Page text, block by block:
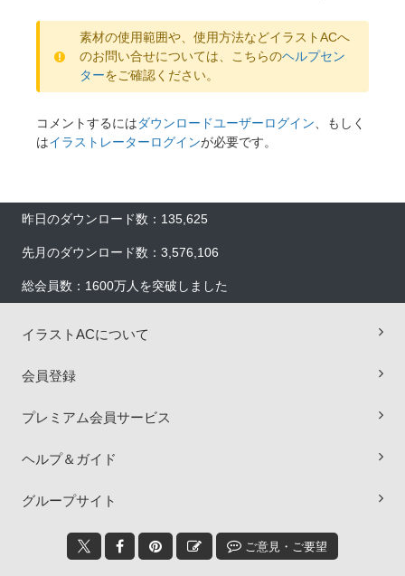
素材の使用範囲や、使用方法などイラストACへ
のお問い合せについては、こちらのヘルプセン
ターをご確認ください。
コメントするにはダウンロードユーザーログイン、もしく
はイラストレーターログインが必要です。
昨日のダウンロード数：135,625
先月のダウンロード数：3,576,106
総会員数：1600万人を突破しました
イラストACについて
会員登録
プレミアム会員サービス
ヘルプ＆ガイド
グループサイト
ご意見・ご要望